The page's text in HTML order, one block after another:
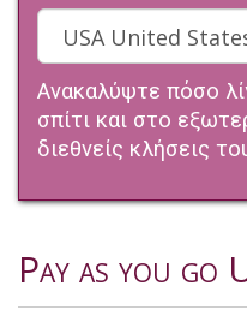
Ανακαλύψτε πόσο
σπίτι και στο
διεθνείς κλήσεις
Pay as you go